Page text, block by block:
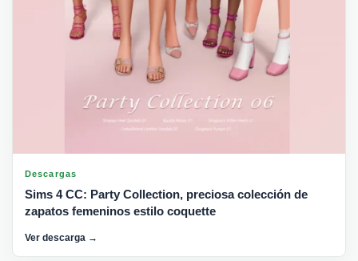
Descargas
Sims 4 CC: Party Collection, preciosa colección de
zapatos femeninos estilo coquette
Ver descarga →